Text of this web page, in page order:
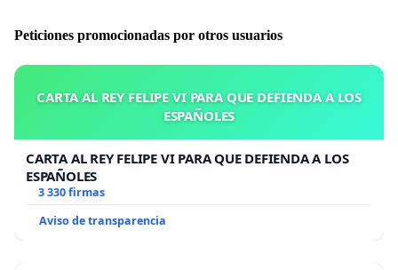
Peticiones promocionadas por otros usuarios
CARTA AL REY FELIPE VI PARA QUE DEFIENDA A LOS
ESPAÑOLES
CARTA AL REY FELIPE VI PARA QUE DEFIENDA A LOS
ESPAÑOLES
3 330 firmas
Aviso de transparencia